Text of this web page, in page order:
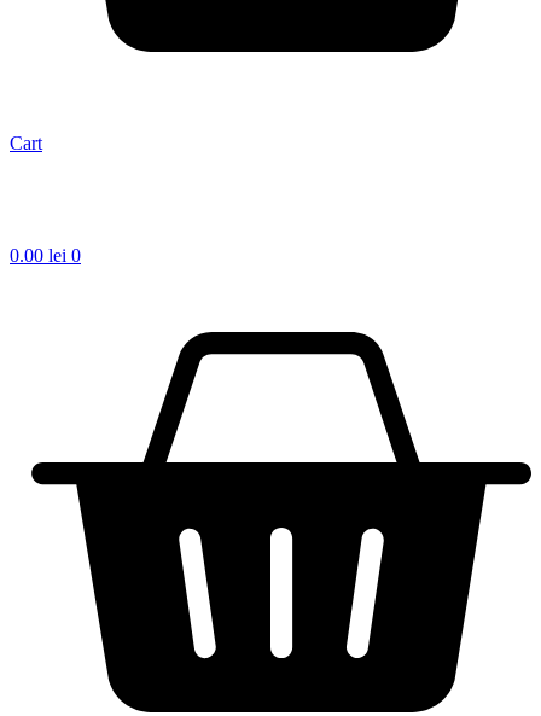
Cart
0.00 lei 0